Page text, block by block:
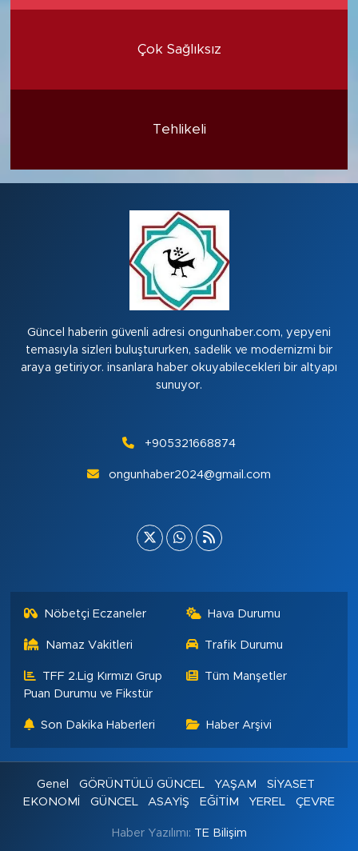
Çok Sağlıksız
Tehlikeli
Güncel haberin güvenli adresi ongunhaber.com, yepyeni
temasıyla sizleri buluştururken, sadelik ve modernizmi bir
araya getiriyor. insanlara haber okuyabilecekleri bir altyapı
sunuyor.
+905321668874
ongunhaber2024@gmail.com
Nöbetçi Eczaneler Hava Durumu
Namaz Vakitleri Trafik Durumu
TFF 2.Lig Kırmızı Grup
Puan Durumu ve Fikstür
Tüm Manşetler
Son Dakika Haberleri Haber Arşivi
Genel GÖRÜNTÜLÜ GÜNCEL YAŞAM
SİYASET
EKONOMİ
GÜNCEL ASAYİŞ EĞİTİM YEREL ÇEVRE
Haber Yazılımı: TE Bilişim